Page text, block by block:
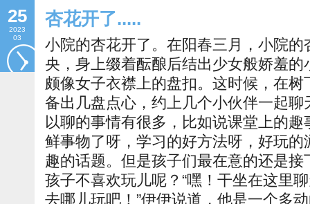
25
2023
03
杏花开了.....
小院的杏花开了。在阳春三月，小院
央，身上缀着酝酿后结出少女般娇羞
颇像女子衣襟上的盘扣。这时候，在
备出几盘点心，约上几个小伙伴一起
以聊的事情有很多，比如说课堂上的
鲜事物了呀，学习的好方法呀，好玩
趣的话题。但是孩子们最在意的还是
孩子不喜欢玩儿呢？“嘿！干坐在这里
去哪儿玩吧！”伊伊说道，他是一个多